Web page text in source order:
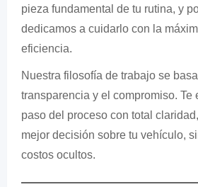
pieza fundamental de tu rutina, y
dedicamos a cuidarlo con la
eficiencia.
Nuestra filosofía de trabajo se
transparencia y el compromiso. Te
paso del proceso con total
mejor decisión sobre tu vehículo,
costos ocultos.